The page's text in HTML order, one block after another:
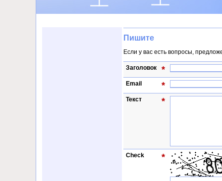
Пишите
Если у вас есть вопросы,
Заголовок *
Email *
Текст *
Check *